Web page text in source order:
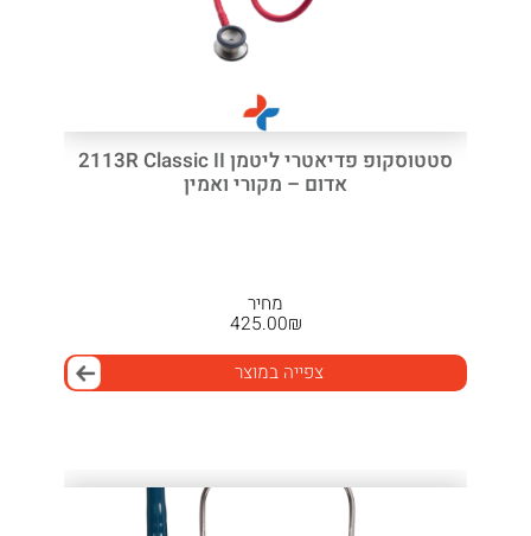
סטטוסקופ פדיאטרי ליטמן 2113R Classic II
אדום – מקורי ואמין
מחיר
₪
425.00
צפייה במוצר